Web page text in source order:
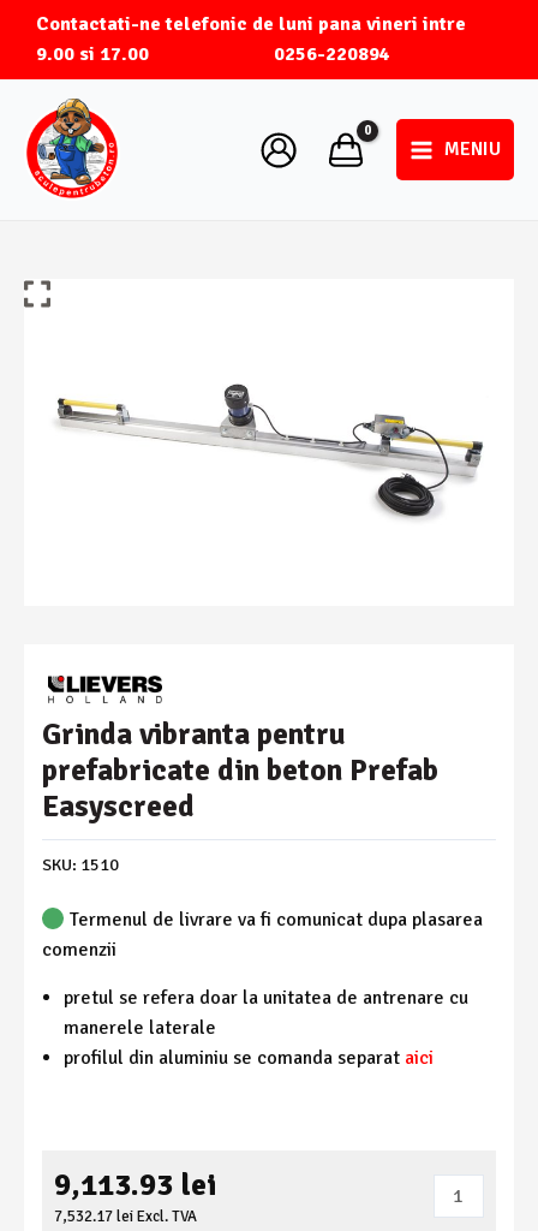
content
Contactati-ne telefonic de luni pana vineri intre
9.00 si 17.00 0256-220894
Main
MENIU
Grinda vibranta pentru
prefabricate din beton Prefab
Easyscreed
SKU: 1510
Termenul de livrare va fi comunicat dupa plasarea
comenzii
pretul se refera doar la unitatea de antrenare cu
manerele laterale
profilul din aluminiu se comanda separat aici
9,113.93 lei
7,532.17leiExcl. TVA
Cantitate
Grinda